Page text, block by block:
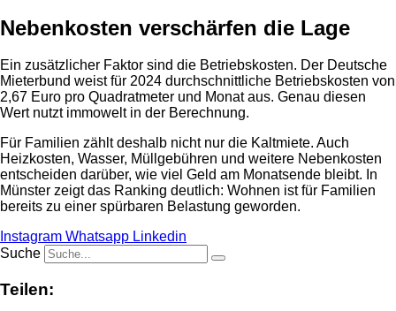
Nebenkosten verschärfen die Lage
Ein zusätzlicher Faktor sind die Betriebskosten. Der Deutsche
Mieterbund weist für 2024 durchschnittliche Betriebskosten von
2,67 Euro pro Quadratmeter und Monat aus. Genau diesen
Wert nutzt immowelt in der Berechnung.
Für Familien zählt deshalb nicht nur die Kaltmiete. Auch
Heizkosten, Wasser, Müllgebühren und weitere Nebenkosten
entscheiden darüber, wie viel Geld am Monatsende bleibt. In
Münster zeigt das Ranking deutlich: Wohnen ist für Familien
bereits zu einer spürbaren Belastung geworden.
Instagram Whatsapp Linkedin
Suche
Teilen: